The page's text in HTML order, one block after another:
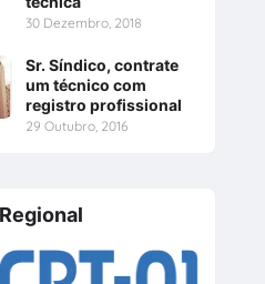
30 Dezembro, 2018
Sr. Síndico, contrate
um técnico com
registro profissional
29 Outubro, 2016